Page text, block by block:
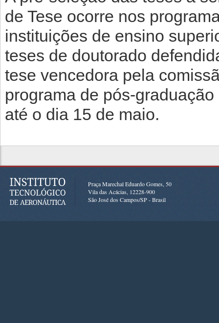
de Tese ocorre nos
instituições de ensino
teses de doutorado
tese vencedora pela
programa de pós-
até o dia 15 de maio.
Praça Marechal Eduardo Gomes, 50
Vila das Acácias, 12228-900
São José dos Campos/SP - Brasil